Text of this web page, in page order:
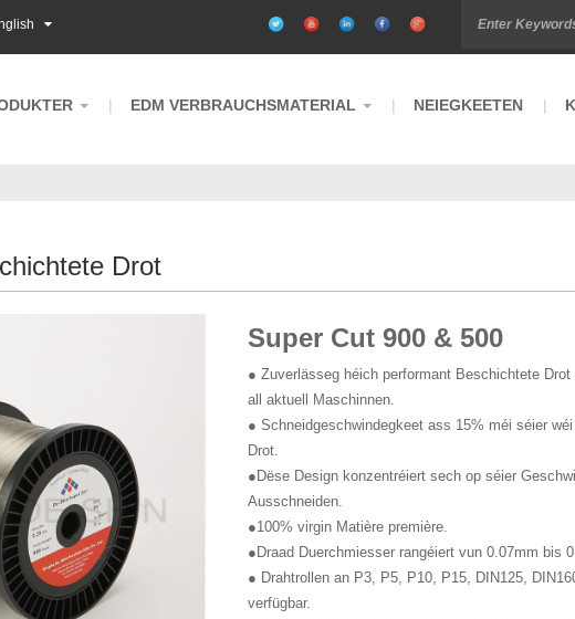
EDM VERBRAUCHSMATERIAL NEIEGKEETEN
Drot
Super Cut 900 & 500
● Zuverlässeg héich performant Beschichtete
all aktuell Maschinnen.
● Schneidgeschwindegkeet ass 15% méi séier
Drot.
●Dëse Design konzentréiert sech op séier
Ausschneiden.
●100% virgin Matière première.
●Draad Duerchmiesser rangéiert vun 0.07mm bis
● Drahtrollen an P3, P5, P10, P15, DIN125,
verfügbar.